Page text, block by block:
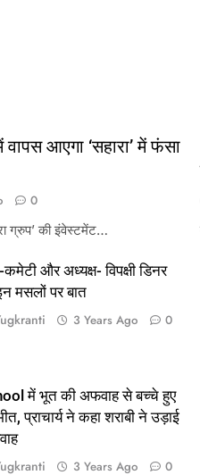
आएगा ‘सहारा’ में फंसा
0
ग्रुप’ की इंवेस्टमेंट…
और अध्यक्ष- विपक्षी डिनर
मसलों पर बात
3 Years Ago 0
में भूत की अफवाह से बच्चे हुए
प्राचार्य ने कहा शराबी ने उड़ाई
3 Years Ago 0